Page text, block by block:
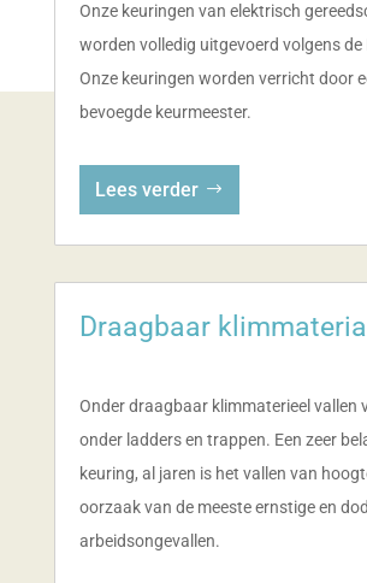
Onze keuringen van elektrisch
worden volledig uitgevoerd volgens de
Onze keuringen worden verricht door
bevoegde keurmeester.
Lees verder
Draagbaar
Onder draagbaar klimmaterieel vallen
onder ladders en trappen. Een zeer
keuring, al jaren is het vallen van
oorzaak van de meeste ernstige en
arbeidsongevallen.